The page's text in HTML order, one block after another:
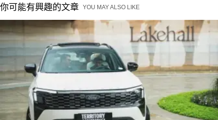
你可能有興趣的文章 YOU MAY ALSO LIKE